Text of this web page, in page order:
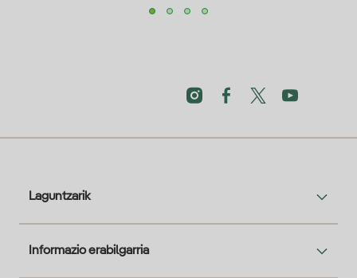
Laguntzarik
Informazio erabilgarria